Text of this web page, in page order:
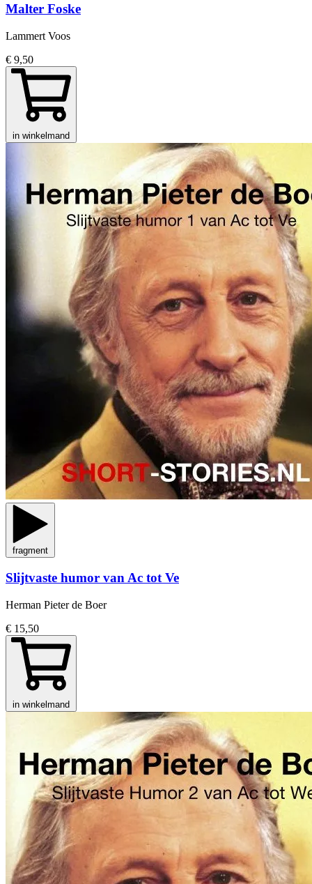
Malter Foske
Lammert Voos
€ 9,50
in winkelmand
fragment
Slijtvaste humor van Ac tot Ve
Herman Pieter de Boer
€ 15,50
in winkelmand